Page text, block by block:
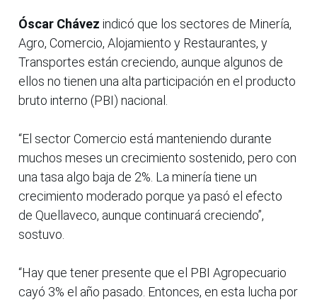
Óscar Chávez indicó que los sectores de Minería,
Agro, Comercio, Alojamiento y Restaurantes, y
Transportes están creciendo, aunque algunos de
ellos no tienen una alta participación en el producto
bruto interno (PBI) nacional.
“El sector Comercio está manteniendo durante
muchos meses un crecimiento sostenido, pero con
una tasa algo baja de 2%. La minería tiene un
crecimiento moderado porque ya pasó el efecto
de Quellaveco, aunque continuará creciendo”,
sostuvo.
“Hay que tener presente que el PBI Agropecuario
cayó 3% el año pasado. Entonces, en esta lucha por